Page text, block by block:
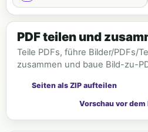
PDF-Tools
PDF teilen und
Teile PDFs, führe Bilder/PDFs/
zusammen und baue Bild-zu-
Seiten als ZIP aufteilen
Vorschau vor dem